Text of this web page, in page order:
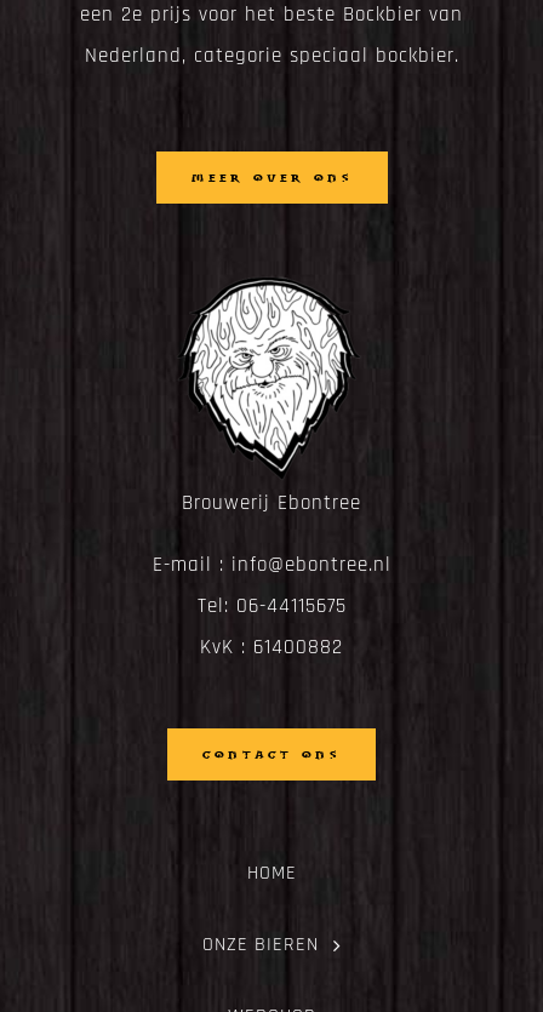
een 2e prijs voor het beste Bockbier van
Nederland, categorie speciaal bockbier.
MEER OVER ONS
Brouwerij Ebontree
E-mail : info@ebontree.nl
Tel: 06-44115675
KvK : 61400882
CONTACT ONS
HOME
ONZE BIEREN